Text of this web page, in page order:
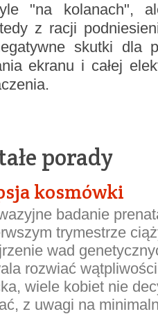
"na kolanach",
z racji
skutki dla
ekranu i całej
porady
kosmówki
badanie
trymestrze
wad
rozwiać
wiele kobiet nie
z uwagi na